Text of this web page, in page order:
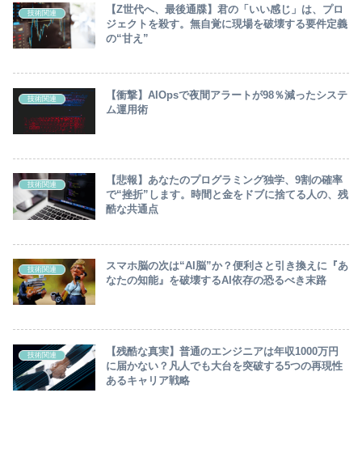
技術関連
【Z世代へ、最後通牒】君の「いい感じ」は、プロ
ジェクトを殺す。無自覚に現場を破壊する要件定義
の“甘え”
技術関連
【衝撃】AIOpsで夜間アラートが98％減ったシステ
ム運用術
技術関連
【悲報】あなたのプログラミング独学、9割の確率
で“挫折”します。時間と金をドブに捨てる人の、残
酷な共通点
技術関連
スマホ脳の次は“AI脳”か？便利さと引き換えに『あ
なたの知能』を破壊するAI依存の恐るべき末路
技術関連
【残酷な真実】普通のエンジニアは年収1000万円
に届かない？凡人でも大台を突破する5つの再現性
あるキャリア戦略